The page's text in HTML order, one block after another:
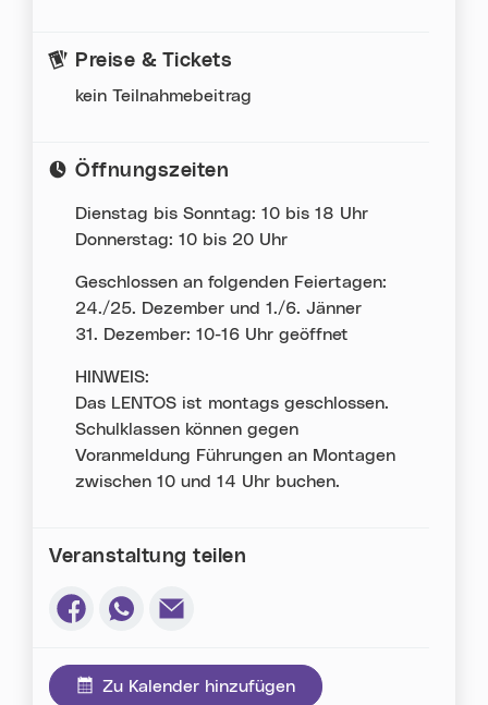
Preise & Tickets
kein Teilnahmebeitrag
Öffnungszeiten
Dienstag bis Sonntag: 10 bis 18 Uhr
Donnerstag: 10 bis 20 Uhr
Geschlossen an folgenden Feiertagen:
24./25. Dezember und 1./6. Jänner
31. Dezember: 10-16 Uhr geöffnet
HINWEIS:
Das LENTOS ist montags geschlossen.
Schulklassen können gegen
Voranmeldung Führungen an Montagen
zwischen 10 und 14 Uhr buchen.
Veranstaltung teilen
Zu Kalender hinzufügen